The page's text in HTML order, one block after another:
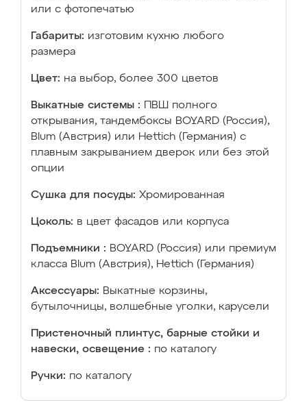
или с фотопечатью
Габариты: изготовим кухню любого
размера
Цвет: на выбор, более 300 цветов
Выкатные системы :
ПВШ полного
открывания, тандембоксы BOYARD (Россия),
Blum (Австрия) или Hettich (Германия) с
плавным закрыванием дверок или без этой
опции
Сушка для посуды: Хромированная
Цоколь: в цвет фасадов или корпуса
Подъемники : BOYARD (Россия) или премиум
класса Blum (Австрия), Hettich (Германия)
Аксессуары: Выкатные корзины,
бутылочницы, волшебные уголки, карусели
Пристеночный плинтус, барные стойки и
навески, освещение : по каталогу
Ручки: по каталогу